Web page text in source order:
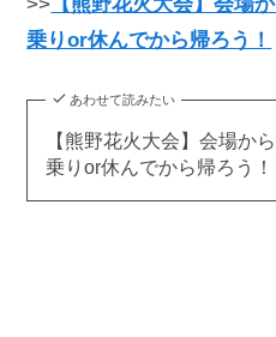
乗りor休んでから帰ろう！
あわせて読みたい
【熊野花火大会】会場か
乗りor休んでから帰ろう！